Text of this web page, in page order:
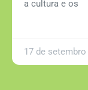
a cultura e os
17 de setembro